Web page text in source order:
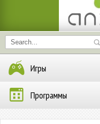
Игры
Программы